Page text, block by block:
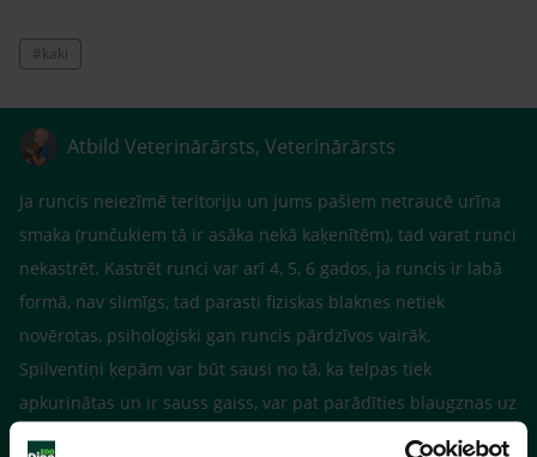
#kaki
Atbild Veterinārārsts, Veterinārārsts
Ja runcis neiezīmē teritoriju un jums pašiem netraucē urīna
smaka (runčukiem tā ir asāka nekā kaķenītēm), tad varat runci
nekastrēt. Kastrēt runci var arī 4, 5, 6 gados, ja runcis ir labā
formā, nav slimīgs, tad parasti fiziskas blaknes netiek
novērotas, psiholoģiski gan runcis pārdzīvos vairāk.
Spilventiņi ķepām var būt sausi no tā, ka telpas tiek
apkurinātas un ir sauss gaiss, var pat parādīties blaugznas uz
ādiņas. Ir dzīvniekiem paredzēti dažādi speciāli vaski, krēmi,